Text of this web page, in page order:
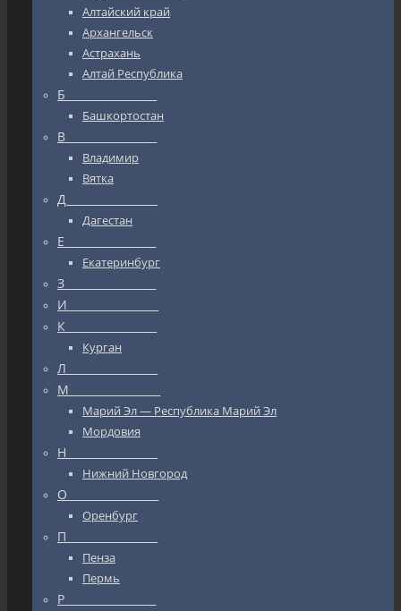
Алтайский край
Архангельск
Астрахань
Алтай Республика
Б_________________
Башкортостан
В_________________
Владимир
Вятка
Д_________________
Дагестан
Е_________________
Екатеринбург
З_________________
И_________________
К_________________
Курган
Л_________________
М_________________
Марий Эл — Республика Марий Эл
Мордовия
Н_________________
Нижний Новгород
О_________________
Оренбург
П_________________
Пенза
Пермь
Р_________________